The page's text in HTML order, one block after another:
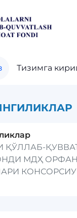
Тизимга
ҚЎЛЛАБ-
МДҲ ОРФАН